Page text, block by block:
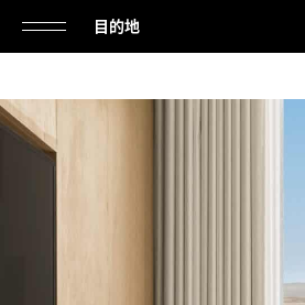
开
目的地